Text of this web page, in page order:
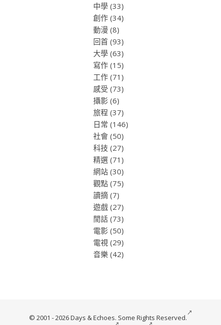
中學(33)
創作(34)
動漫 (8)
回首(93)
大學(63)
寫作(15)
工作(71)
感受 (73)
攝影 (6)
旅程 (37)
日常 (146)
社會(50)
科技 (27)
精選(71)
網站(30)
觀點(75)
讀摘(7)
遊戲(27)
閒話(73)
電影 (50)
電視 (29)
音樂(42)
© 2001 - 2026 Days & Echoes. Some Rights Reserved.